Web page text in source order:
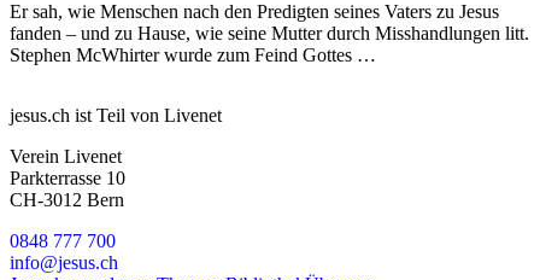
Er sah, wie Menschen nach den Predigten seines Vaters zu Jesus
fanden – und zu Hause, wie seine Mutter durch Misshandlungen litt.
Stephen McWhirter wurde zum Feind Gottes …
jesus.ch ist Teil von Livenet
Verein Livenet
Parkterrasse 10
CH-3012 Bern
0848 777 700
info@jesus.ch